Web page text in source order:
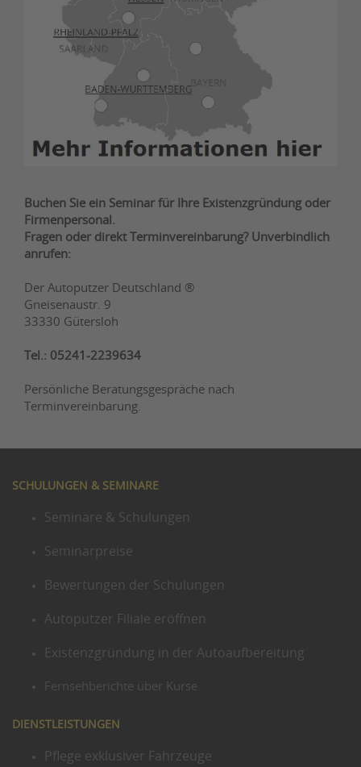
Buchen Sie ein Seminar für Ihre Existenzgründung oder
Firmenpersonal.
Fragen oder direkt Terminvereinbarung? Unverbindlich
anrufen:
Der Autoputzer Deutschland ®
Gneisenaustr. 9
33330 Gütersloh
Tel.: 05241-2239634
Persönliche Beratungsgespräche nach
Terminvereinbarung.
SCHULUNGEN & SEMINARE
Seminare & Schulungen
Seminarpreise
Bewertungen der Schulungen
Autoputzer Filiale eröffnen
Existenzgründung in der Autoaufbereitung
Fernsehberichte über Kurse
DIENSTLEISTUNGEN
Pflege exklusiver Fahrzeuge